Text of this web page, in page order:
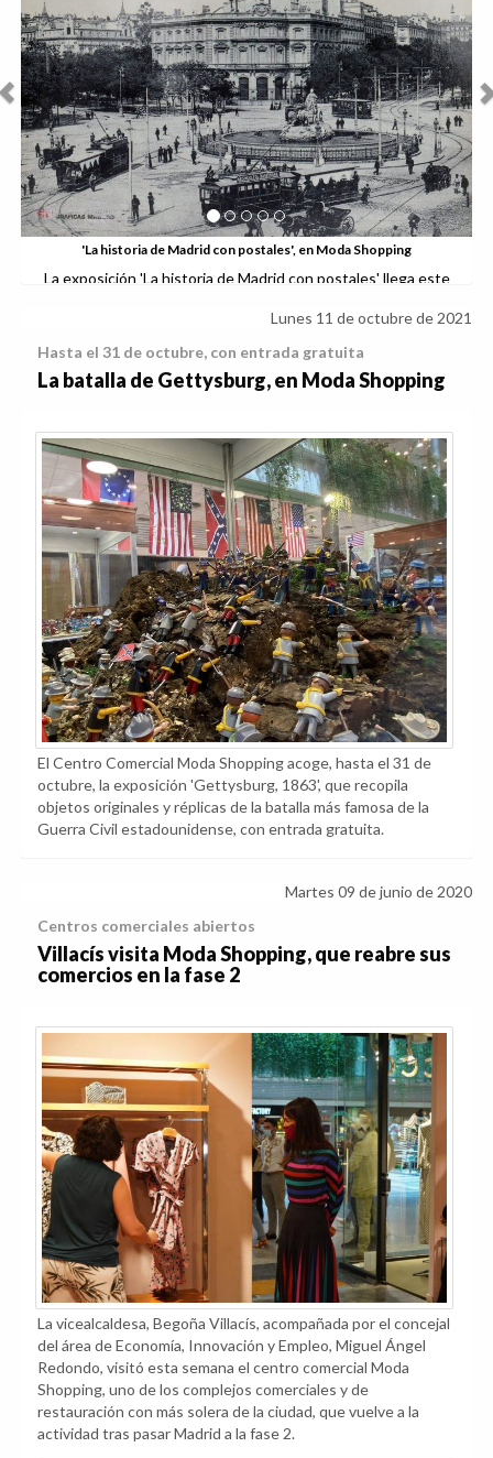
'La historia de Madrid con postales', en Moda Shopping
exposición 'La historia de Madrid con postales' llega este
Moda Shopping, hasta el próximo 13 de febrero.
jueves
Lunes 11 de octubre de 2021
Hasta el 31 de octubre, con entrada gratuita
La batalla de Gettysburg, en Moda Shopping
El Centro Comercial Moda Shopping acoge, hasta el 31 de
octubre, la exposición 'Gettysburg, 1863', que recopila
objetos originales y réplicas de la batalla más famosa de la
Guerra Civil estadounidense, con entrada gratuita.
Martes 09 de junio de 2020
Centros comerciales abiertos
Villacís visita Moda Shopping, que reabre sus
comercios en la fase 2
La vicealcaldesa, Begoña Villacís, acompañada por el concejal
del área de Economía, Innovación y Empleo, Miguel Ángel
Redondo, visitó esta semana el centro comercial Moda
Shopping, uno de los complejos comerciales y de
restauración con más solera de la ciudad, que vuelve a la
actividad tras pasar Madrid a la fase 2.